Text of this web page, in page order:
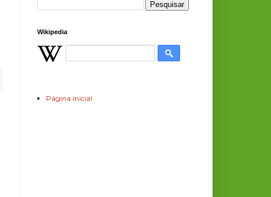
Wikipedia
Página inicial